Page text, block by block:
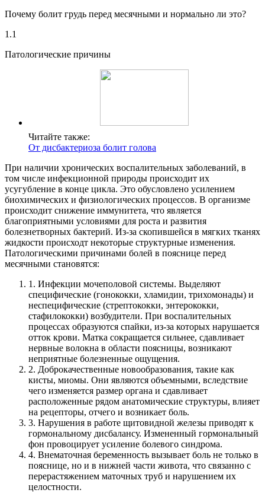
Почему болит грудь перед месячными и нормально ли это?
1.1
Патологические причины
Читайте также:
От дисбактериоза болит голова
При наличии хронических воспалительных заболеваний, в
том числе инфекционной природы происходит их
усугубление в конце цикла. Это обусловлено усилением
биохимических и физиологических процессов. В организме
происходит снижение иммунитета, что является
благоприятными условиями для роста и развития
болезнетворных бактерий. Из-за скопившейся в мягких тканях
жидкости происходт некоторые структурные изменения.
Патологическими причинами болей в пояснице перед
месячными становятся:
1. Инфекции мочеполовой системы. Выделяют
специфические (гонококки, хламидии, трихомонады) и
неспецифические (стрептококки, энтерококки,
стафилококки) возбудители. При воспалительных
процессах образуются спайки, из-за которых нарушается
отток крови. Матка сокращается сильнее, сдавливает
нервные волокна в области поясницы, возникают
неприятные болезненные ощущения.
2. Доброкачественные новообразования, такие как
кисты, миомы. Они являются объемными, вследствие
чего изменяется размер органа и сдавливает
расположенные рядом анатомические структуры, влияет
на рецепторы, отчего и возникает боль.
3. Нарушения в работе щитовидной железы приводят к
гормональному дисбалансу. Измененный гормональный
фон провоцирует усиление болевого синдрома.
4. Внематочная беременность вызывает боль не только в
пояснице, но и в нижней части живота, что связанно с
перерастяжением маточных труб и нарушением их
целостности.